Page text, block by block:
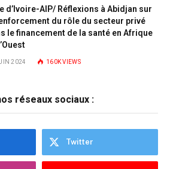
d’Ivoire-AIP/ Réflexions à Abidjan sur
du rôle du secteur privé
le financement de la santé en Afrique
2024 160KVIEWS
réseaux sociaux :
Twitter